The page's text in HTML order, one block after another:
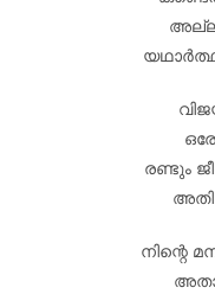
രണ്ടും
നിന്റെ